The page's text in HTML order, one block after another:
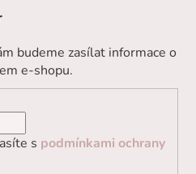
budeme zasílat informace o
e-shopu.
s podmínkami ochrany